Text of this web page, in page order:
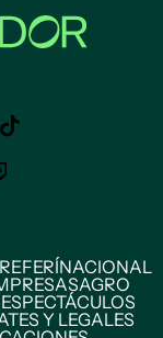
REFERÍNACIONAL
AGRO
Y LEGALES